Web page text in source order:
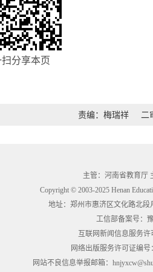
分享本页
责编：梅瑞祥 二
主管：河南省教育厅
Copyright © 2003-2025 Henan
地址：郑州市惠济区文化路北段
工信部备案号：
互联网新闻信息服务许
网络出版服务许可证编
网站不良信息举报邮箱：